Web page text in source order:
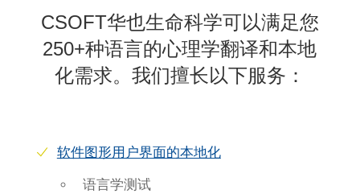
CSOFT华也生命科学可以满足您
250+种语言的心理学翻译和本地
化需求。我们擅长以下服务：
软件图形用户界面的本地化
语言学测试